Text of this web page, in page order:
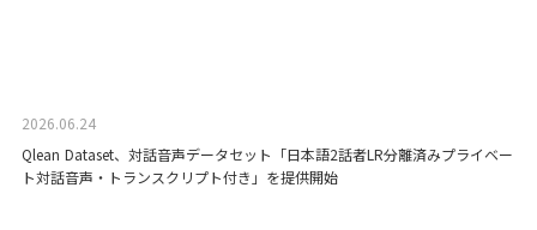
2026.06.24
Qlean Dataset、対話音声データセット「日本語2話者LR分離済みプライベー
ト対話音声・トランスクリプト付き」を提供開始